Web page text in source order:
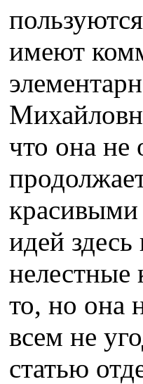
имеют
что она
красивыми
идей
нелестные
то, но она
всем не
статью